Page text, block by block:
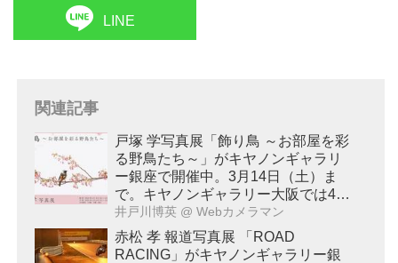
LINE
関連記事
戸塚 学写真展「飾り鳥 ～お部屋を彩
る野鳥たち～」がキヤノンギャラリ
ー銀座で開催中。3月14日（土）ま
で。キヤノンギャラリー大阪では4月
14日～4月25日開催予定。
井戸川博英 @ Webカメラマン
赤松 孝 報道写真展 「ROAD
RACING」がキヤノンギャラリー銀